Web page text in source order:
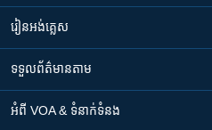
រៀន​​អង់គ្លេស
ទទួល​ព័ត៌មាន​តាម
អំពី​ VOA & ទំនាក់ទំនង